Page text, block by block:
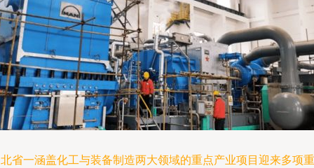
省一涵盖化工与装备制造两大领域的重点产业项目迎来多项重